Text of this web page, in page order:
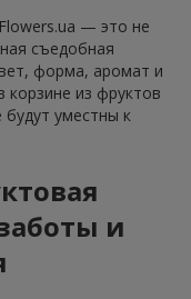
— это не
съедобная
форма, аромат и
из фруктов
уместны к
и